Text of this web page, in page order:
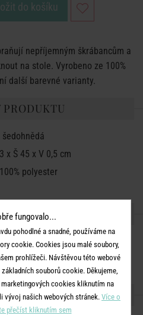
do košíku
nepříjemným škrábancům a
na stole. Vyrobeno ze 100%
další barevné varianty.
PRODUKTU
šedohnědá
x Š 45 x V 0,5 cm
100% polyester
S PŘÁTELI
ZE SÉRIE
fungovalo...
pohodlné a snadné, používáme na
cookie. Cookies jsou malé soubory,
prohlížeči. Návštěvou této webové
souborů cookie. Děkujeme,
cookies kliknutím na
vývoj našich webových stránek. Více o
přečíst kliknutím sem